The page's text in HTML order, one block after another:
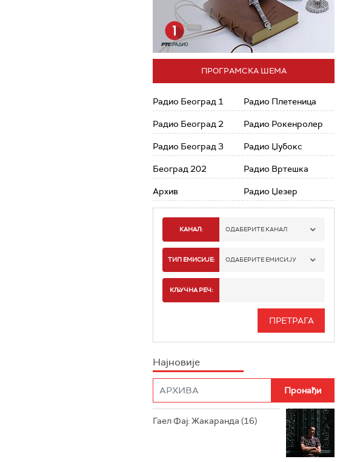
ПРОГРАМСКА ШЕМА
Радио Београд 1
Радио Београд 2
Радио Београд 3
Београд 202
Архив
Радио Плетеница
Радио Рокенролер
Радио Џубокс
Радио Вртешка
Радио Џезер
КАНАЛ: ОДАБЕРИТЕ КАНАЛ
РАДИО БЕОГРАД 1
РАДИО БЕОГРАД 3
РАДИО РОКЕНРОЛЕР
РАДИО ЏУБОКС
РАДИО ВРТЕШКА
ТИП ЕМИСИЈЕ: ОДАБЕРИТЕ ЕМИСИЈУ
ИНФО
КЉУЧНА РЕЧ:
Најновије
Гаел Фај: Жакаранда (16)